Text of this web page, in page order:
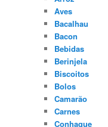
Aves
Bacalhau
Bacon
Bebidas
Berinjela
Biscoitos
Bolos
Camarão
Carnes
Conhaque